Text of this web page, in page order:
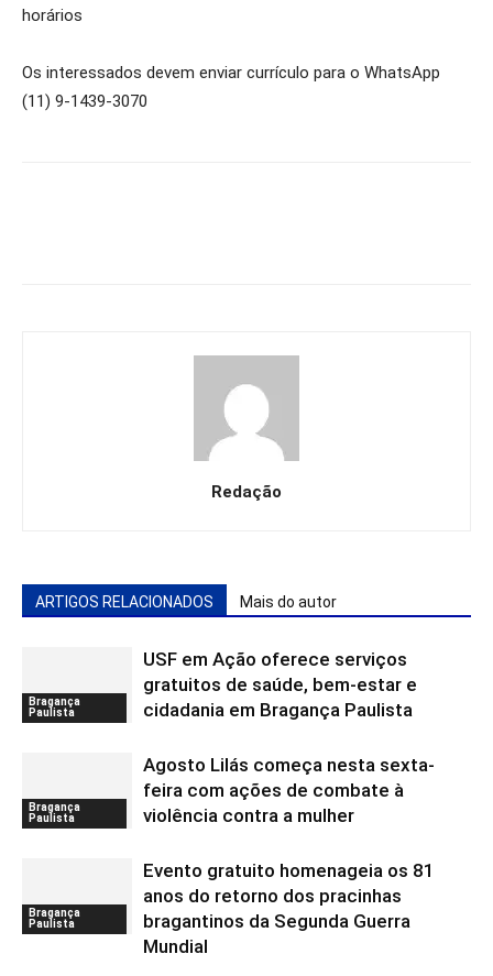
horários
Os interessados devem enviar currículo para o WhatsApp
(11) 9-1439-3070
Redação
ARTIGOS RELACIONADOS Mais do autor
Bragança
Paulista
USF em Ação oferece serviços
gratuitos de saúde, bem-estar e
cidadania em Bragança Paulista
Bragança
Paulista
Agosto Lilás começa nesta sexta-
feira com ações de combate à
violência contra a mulher
Bragança
Paulista
Evento gratuito homenageia os 81
anos do retorno dos pracinhas
bragantinos da Segunda Guerra
Mundial